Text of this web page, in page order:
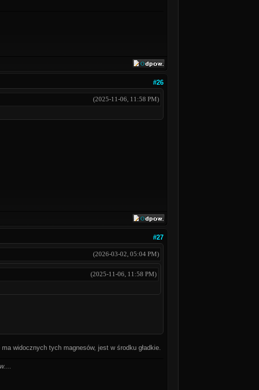
#26
(2025-11-06, 11:58 PM)
#27
(2026-03-02, 05:04 PM)
(2025-11-06, 11:58 PM)
widocznych tych magnesów, jest w środku gładkie.